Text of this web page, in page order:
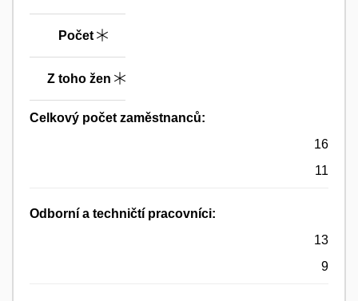
Počet
Z toho žen
Celkový počet zaměstnanců:
16
11
Odborní a techničtí pracovníci:
13
9